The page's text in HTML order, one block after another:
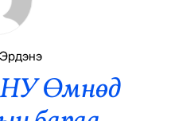
Булан
Өмнөд